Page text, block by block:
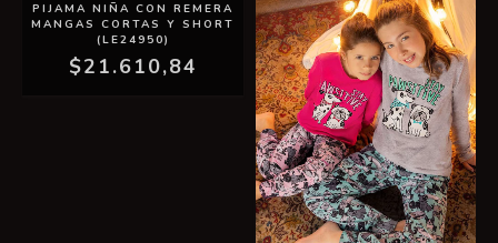
PIJAMA NIÑA CON REMERA
MANGAS CORTAS Y SHORT
(LE24950)
$21.610,84